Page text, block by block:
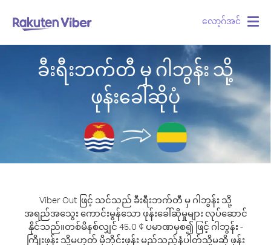
လော့ဂ်အင်
ခီးရီးဘက်တီ မှ ဂါဘွန်း သို့
ဖုန်းခေါ်ဆိုပုံ
Viber Out ဖြင့် သင်သည် ခီးရီးဘက်တီ မှ ဂါဘွန်း သို့
အရည်အသွေး ကောင်းမွန်သော ဖုန်းခေါ်ဆိုမှုများ လုပ်ဆောင်
နိုင်သည်။တစ်မိနစ်လျှင် 45.0 ¢ ပမာဏမှစ၍ ဖြင့် ဂါဘွန်း -
ကြိုးဖုန်း သို့မဟုတ် မိုဘိုင်းဖုန်း မည်သည့်နံပါတ်သို့မဆို ဖုန်း